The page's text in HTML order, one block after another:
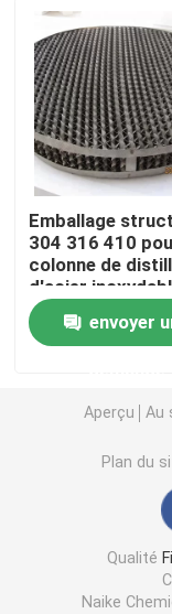
Filtre
Zéolite à tamis
carbonate de
Alumine activée
Emballage
Emballage de
internals de
Boule en
Emballage
304 316 410
colonne de
d'acier
métal sous vide à
plaque haute
ISO9001:2000
envoyer
Aperçu Au
Plan du
Qualité
Naike